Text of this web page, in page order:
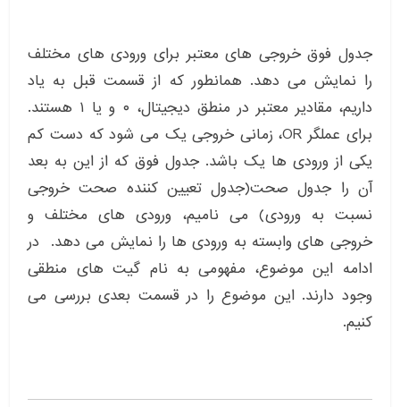
جدول فوق خروجی های معتبر برای ورودی های مختلف
را نمایش می دهد. همانطور که از قسمت قبل به یاد
داریم، مقادیر معتبر در منطق دیجیتال، ۰ و یا ۱ هستند.
برای عملگر OR، زمانی خروجی یک می شود که دست کم
یکی از ورودی ها یک باشد. جدول فوق که از این به بعد
آن را جدول صحت(جدول تعیین کننده صحت خروجی
نسبت به ورودی) می نامیم، ورودی های مختلف و
خروجی های وابسته به ورودی ها را نمایش می دهد. در
ادامه این موضوع، مفهومی به نام گیت های منطقی
وجود دارند. این موضوع را در قسمت بعدی بررسی می
کنیم.